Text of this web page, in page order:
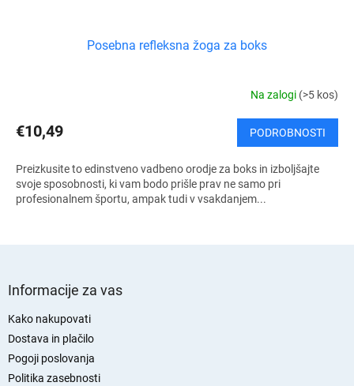
Posebna refleksna žoga za boks
Na zalogi (>5 kos)
€10,49 PODROBNOSTI
Preizkusite to edinstveno vadbeno orodje za boks in izboljšajte
svoje sposobnosti, ki vam bodo prišle prav ne samo pri
profesionalnem športu, ampak tudi v vsakdanjem...
Informacije za vas
Kako nakupovati
Dostava in plačilo
Pogoji poslovanja
Politika zasebnosti